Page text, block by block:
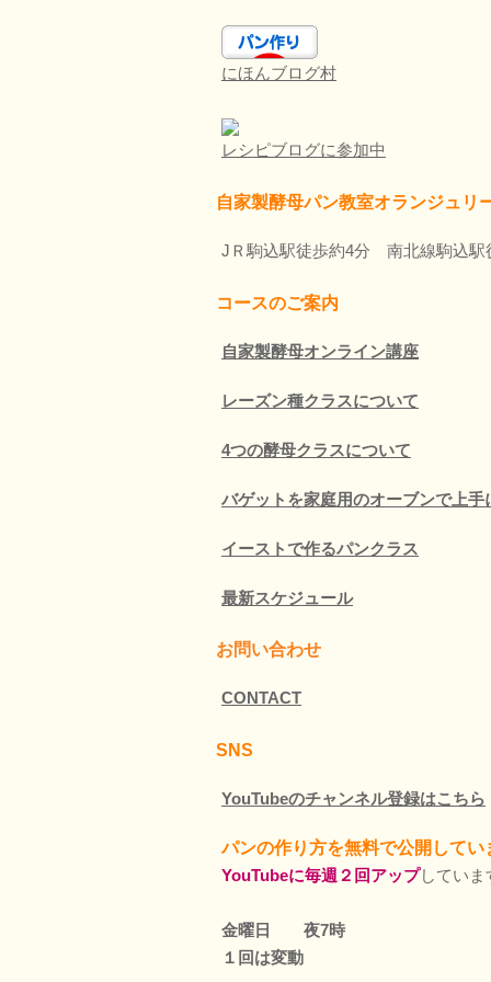
にほんブログ村
レシピブログに参加中
自家製酵母パン教室オランジュリ
JＲ駒込駅徒歩約4分 南北線駒込駅
コースのご案内
自家製酵母オンライン講座
レーズン種クラスについて
4つの酵母クラスについて
バゲットを家庭用のオーブンで上手
イーストで作るパンクラス
最新スケジュール
お問い合わせ
CONTACT
SNS
YouTubeのチャンネル登録はこちら
パンの作り方を無料で公開してい
YouTubeに毎週２回アップしていま
金曜日 夜7時
１回は変動